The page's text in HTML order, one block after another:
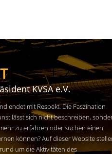
KVSA e.V.
endet mit Respekt. Die Faszination
lässt sich nicht beschreiben,
zu erfahren oder suchen einen
können? Auf dieser Website
um die Aktivitäten des